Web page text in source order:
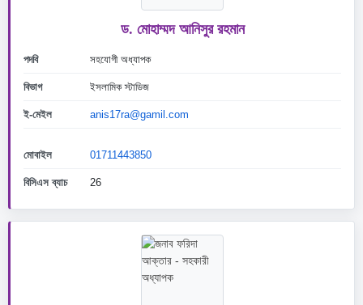
ড. মোহাম্মদ আনিসুর রহমান
পদবি সহযোগী অধ্যাপক
বিভাগ ইসলামিক স্টাডিজ
ই-মেইল anis17ra@gamil.com
মোবাইল 01711443850
বিসিএস ব্যাচ 26